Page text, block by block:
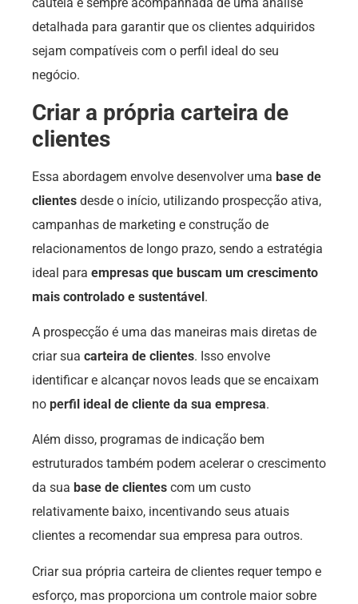
detalhada para garantir que os clientes adquiridos
sejam compatíveis com o perfil ideal do seu
negócio.
Criar a própria carteira de
clientes
Essa abordagem envolve desenvolver uma base de
clientes desde o início, utilizando prospecção ativa,
campanhas de marketing e construção de
relacionamentos de longo prazo, sendo a estratégia
ideal para empresas que buscam um crescimento
mais controlado e sustentável.
A prospecção é uma das maneiras mais diretas de
criar sua carteira de clientes. Isso envolve
identificar e alcançar novos leads que se encaixam
no perfil ideal de cliente da sua empresa.
Além disso, programas de indicação bem
estruturados também podem acelerar o crescimento
da sua base de clientes com um custo
relativamente baixo, incentivando seus atuais
clientes a recomendar sua empresa para outros.
Criar sua própria carteira de clientes requer tempo e
esforço, mas proporciona um controle maior sobre